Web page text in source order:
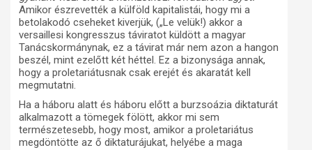
Amikor észrevették a külföld kapitalistái, hogy mi a
betolakodó cseheket kiverjük, („Le velük!) akkor a
versaillesi kongresszus táviratot küldött a magyar
Tanácskormánynak, ez a távirat már nem azon a hangon
beszél, mint ezelőtt két héttel. Ez a bizonysága annak,
hogy a proletariátusnak csak erejét és akaratát kell
megmutatni.
Ha a háboru alatt és háboru előtt a burzsoázia diktaturát
alkalmazott a tömegek fölött, akkor mi sem
természetesebb, hogy most, amikor a proletariátus
megdöntötte az ő diktaturájukat, helyébe a maga